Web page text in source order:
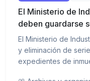
El Ministerio de
deben guardarse
El Ministerio de
y eliminación de
expedientes de